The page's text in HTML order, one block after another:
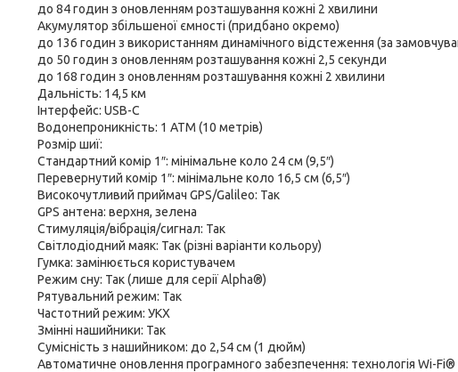
до 84 годин з оновленням розташування кожні 2 хвилини
Акумулятор збільшеної ємності (придбано окремо)
до 136 годин з використанням динамічного відстеження (за
до 50 годин з оновленням розташування кожні 2,5 секунди
до 168 годин з оновленням розташування кожні 2 хвилини
Дальність: 14,5 км
Інтерфейс: USB-C
Водонепроникність: 1 АТМ (10 метрів)
Розмір шиї:
Стандартний комір 1″: мінімальне коло 24 см (9,5″)
Перевернутий комір 1″: мінімальне коло 16,5 см (6,5″)
Високочутливий приймач GPS/Galileo: Так
GPS антена: верхня, зелена
Стимуляція/вібрація/сигнал: Так
Світлодіодний маяк: Так (різні варіанти кольору)
Гумка: замінюється користувачем
Режим сну: Так (лише для серії Alpha®)
Рятувальний режим: Так
Частотний режим: УКХ
Змінні нашийники: Так
Сумісність з нашийником: до 2,54 см (1 дюйм)
Автоматичне оновлення програмного забезпечення: технологія Wi-